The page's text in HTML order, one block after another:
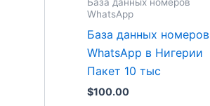
База данных номеров
WhatsApp
База данных номеров
WhatsApp в Нигерии
Пакет 10 тыс
$100.00